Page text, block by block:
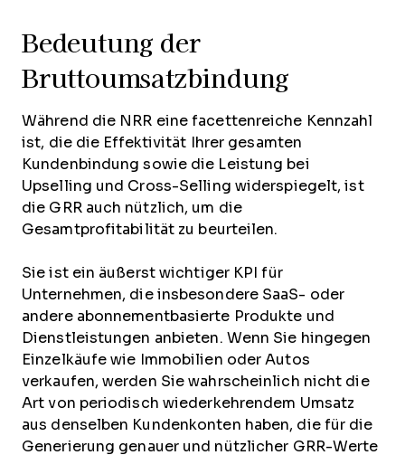
Bedeutung der
Bruttoumsatzbindung
Während die NRR eine facettenreiche Kennzahl
ist, die die Effektivität Ihrer gesamten
Kundenbindung sowie die Leistung bei
Upselling und Cross-Selling widerspiegelt, ist
die GRR auch nützlich, um die
Gesamtprofitabilität zu beurteilen.
Sie ist ein äußerst wichtiger KPI für
Unternehmen, die insbesondere SaaS- oder
andere abonnementbasierte Produkte und
Dienstleistungen anbieten. Wenn Sie hingegen
Einzelkäufe wie Immobilien oder Autos
verkaufen, werden Sie wahrscheinlich nicht die
Art von periodisch wiederkehrendem Umsatz
aus denselben Kundenkonten haben, die für die
Generierung genauer und nützlicher GRR-Werte